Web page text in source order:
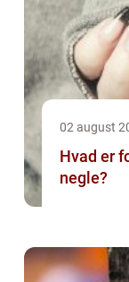
02 august
Hvad er
negle?